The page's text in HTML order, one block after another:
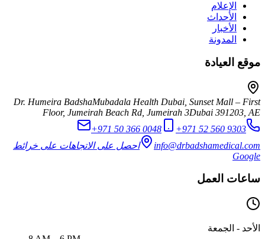
الإعلام
الأحداث
الأخبار
المدونة
موقع العيادة
Dr. Humeira BadshaMubadala Health Dubai, Sunset Mall – First
Floor, Jumeirah Beach Rd, Jumeirah 3Dubai 391203 AE
+971 52 560 9303
+971 50 366 0048
info@drbadshamedical.com
احصل على الاتجاهات على خرائط
Google
ساعات العمل
الأحد - الجمعة